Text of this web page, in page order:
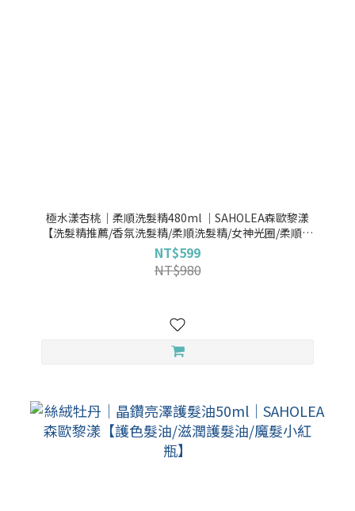
極水漾杏桃｜柔順洗髮精480ml ｜SAHOLEA森歐黎漾
【洗髮精推薦/香氛洗髮精/柔順洗髮精/女神光圈/柔順紫
寶瓶】
NT$599
NT$980